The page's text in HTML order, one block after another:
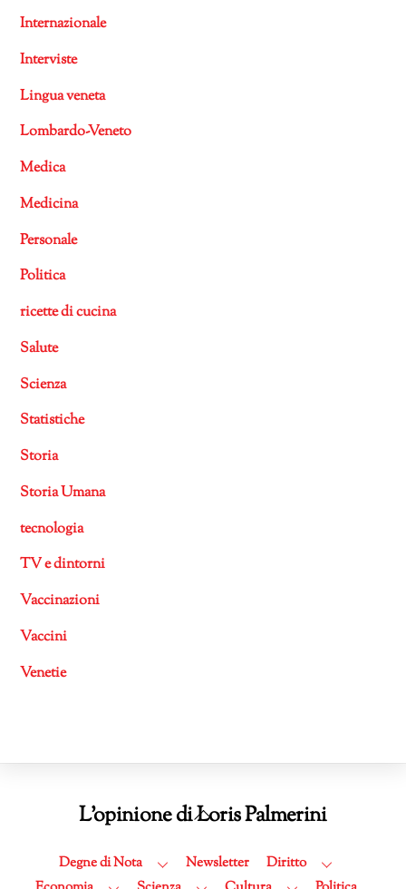
Internazionale
Interviste
Lingua veneta
Lombardo-Veneto
Medica
Medicina
Personale
Politica
ricette di cucina
Salute
Scienza
Statistiche
Storia
Storia Umana
tecnologia
TV e dintorni
Vaccinazioni
Vaccini
Venetie
Back
Top
L'opinione di Loris Palmerini
Degne di Nota Newsletter
Diritto